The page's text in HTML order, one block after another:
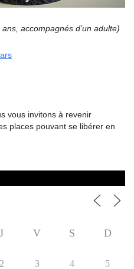
accompagnés d’un adulte)
vous invitons à revenir
places pouvant se libérer en
J V S D
2 3 4 5